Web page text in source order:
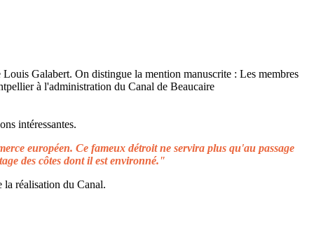
intéressantes.
européen. Ce fameux détroit ne servira plus qu'au passage
des côtes dont il est environné."
réalisation du Canal.